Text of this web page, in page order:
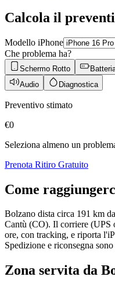
Calcola il
Modello iPhone
Che problema ha?
Schermo Rotto
Audio
Diagnostica
Preventivo stimato
€0
Seleziona almeno un
Prenota Ritiro Gratuito
Come
Bolzano dista circa 191 km
Cantù (CO). Il corriere
ore, con tracking, e riporta
Spedizione e riconsegna
Zona servita da